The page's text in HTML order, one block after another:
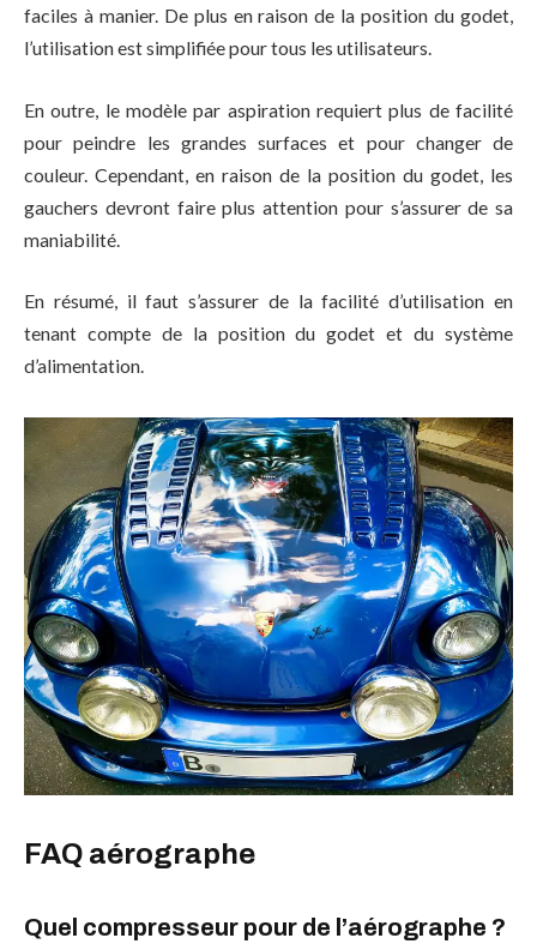
faciles à manier. De plus en raison de la position du godet,
l’utilisation est simplifiée pour tous les utilisateurs.
En outre, le modèle par aspiration requiert plus de facilité
pour peindre les grandes surfaces et pour changer de
couleur. Cependant, en raison de la position du godet, les
gauchers devront faire plus attention pour s’assurer de sa
maniabilité.
En résumé, il faut s’assurer de la facilité d’utilisation en
tenant compte de la position du godet et du système
d’alimentation.
FAQ aérographe
Quel compresseur pour de l’aérographe ?